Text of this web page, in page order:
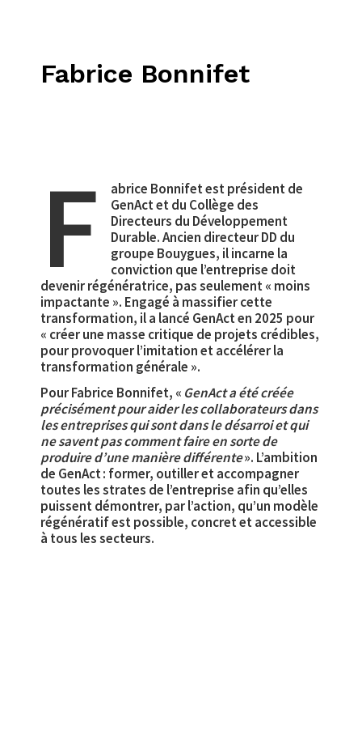
Fabrice Bonnifet
F
abrice Bonnifet est président de
GenAct et du Collège des
Directeurs du Développement
Durable. Ancien directeur DD du
groupe Bouygues, il incarne la
conviction que l’entreprise doit
devenir régénératrice, pas seulement « moins
impactante ». Engagé à massifier cette
transformation, il a lancé GenAct en 2025 pour
« créer une masse critique de projets crédibles,
pour provoquer l’imitation et accélérer la
transformation générale ».
Pour Fabrice Bonnifet, « GenAct a été créée
précisément pour aider les collaborateurs dans
les entreprises qui sont dans le désarroi et qui
ne savent pas comment faire en sorte de
produire d’une manière différente». L’ambition
de GenAct : former, outiller et accompagner
toutes les strates de l’entreprise afin qu’elles
puissent démontrer, par l’action, qu’un modèle
régénératif est possible, concret et accessible
à tous les secteurs.